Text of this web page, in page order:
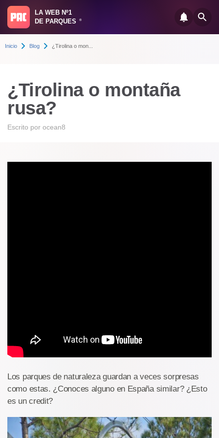
LA WEB Nº1
DE PARQUES
®
Inicio Blog ¿Tirolina o mon...
¿Tirolina o montaña
rusa?
Escrito por ocean8
Los parques de naturaleza guardan a veces sorpresas
como estas. ¿Conoces alguno en España similar? ¿Esto
es un credit?